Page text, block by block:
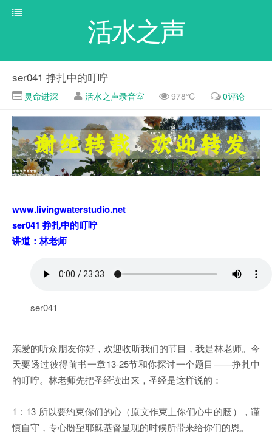
活水之声
ser041 挣扎中的叮咛
灵命进深 活水之声录音室 978℃ 0评论
www.livingwaterstudio.net
ser041 挣扎中的叮咛
讲道：林老师
ser041
亲爱的听众朋友你好，欢迎收听我们的节目，我是林老师。今
天要透过彼得前书一章13-25节和你探讨一个题目——挣扎中
的叮咛。林老师先把圣经读出来，圣经是这样说的：
1：13 所以要约束你们的心（原文作束上你们心中的腰），谨
慎自守，专心盼望耶稣基督显现的时候所带来给你们的恩。